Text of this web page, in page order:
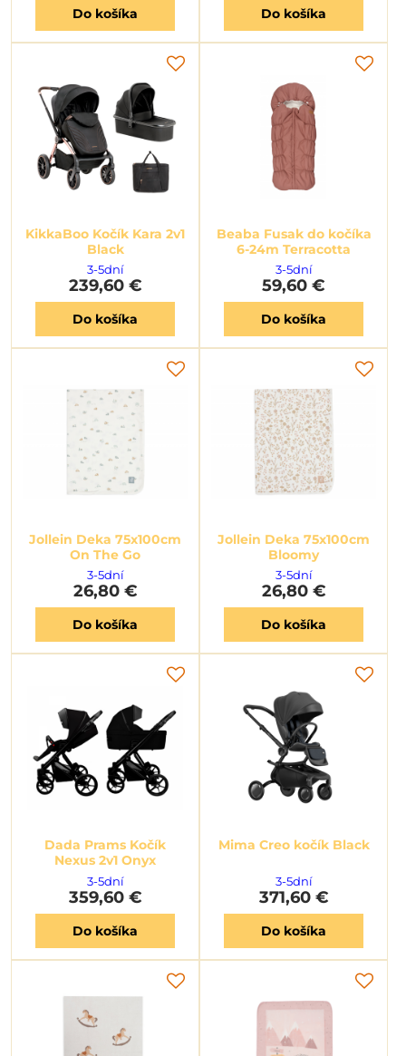
Do košíka Do košíka
KikkaBoo Kočík Kara 2v1
Black
3-5dní
239,60 €
Do košíka
Beaba Fusak do kočíka
6-24m Terracotta
3-5dní
59,60 €
Do košíka
Jollein Deka 75x100cm
On The Go
3-5dní
26,80 €
Do košíka
Jollein Deka 75x100cm
Bloomy
3-5dní
26,80 €
Do košíka
Dada Prams Kočík
Nexus 2v1 Onyx
3-5dní
359,60 €
Do košíka
Mima Creo kočík Black
3-5dní
371,60 €
Do košíka